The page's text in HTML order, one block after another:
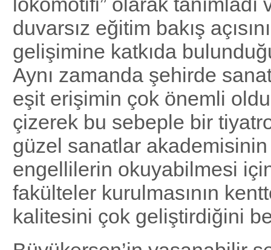
duvarsız eğitim bakış
gelişimine katkıda
Aynı zamanda şehirde
eşit erişimin çok önemli
çizerek bu sebeple bir
güzel sanatlar akademisinin
engellilerin okuyabilmesi
fakülteler kurulmasının
kalitesini çok geliştirdiğini